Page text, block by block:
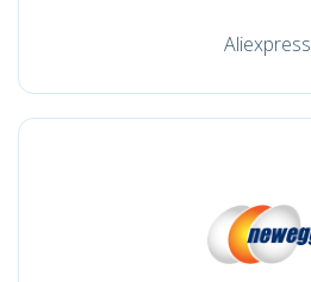
Aliexpress